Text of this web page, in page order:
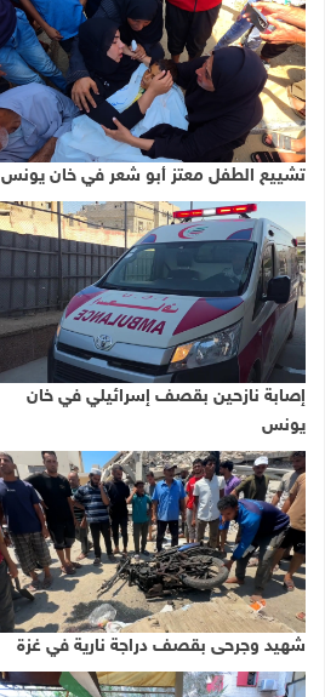
تشييع الطفل معتز أبو شعر في خان يونس
إصابة نازحين بقصف إسرائيلي في خان
يونس
شهيد وجرحى بقصف دراجة نارية في غزة